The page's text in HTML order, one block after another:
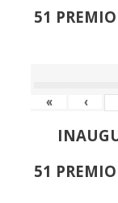
51
« ‹
51